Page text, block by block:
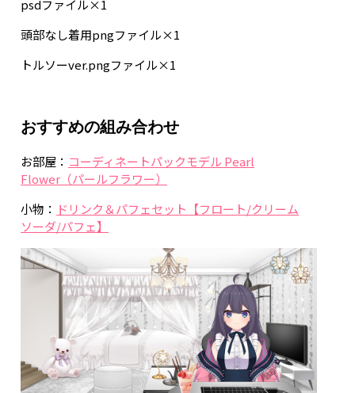
psdファイル×1
頭部なし着用pngファイル×1
トルソーver.pngファイル×1
おすすめの組み合わせ
お部屋： コーディネートパックモデル Pearl
Flower（パールフラワー）
小物： ドリンク＆パフェセット【フロート/クリーム
ソーダ/パフェ】